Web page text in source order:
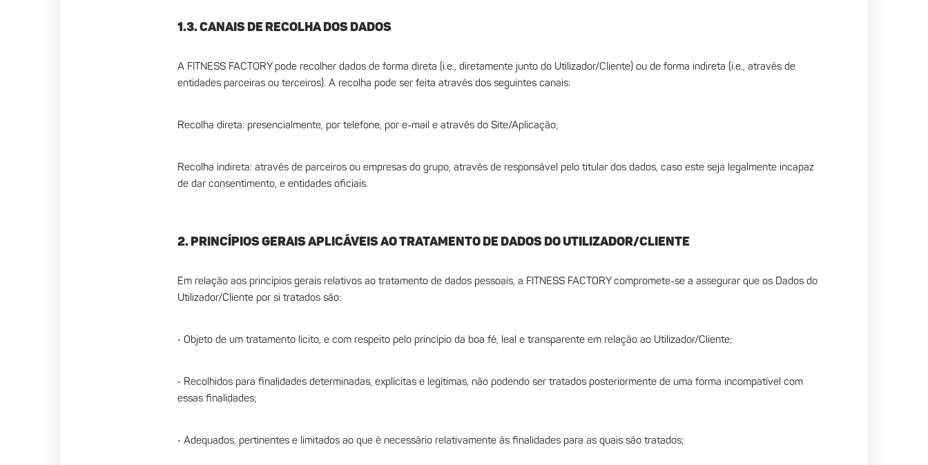
1.3. CANAIS DE RECOLHA DOS DADOS
A FITNESS FACTORY pode recolher dados de forma direta (i.e., diretamente junto do Utilizador/Cliente) ou de forma indireta (i.e., através de
entidades parceiras ou terceiros). A recolha pode ser feita através dos seguintes canais:
Recolha direta: presencialmente, por telefone, por e-mail e através do Site/Aplicação;
Recolha indireta: através de parceiros ou empresas do grupo, através de responsável pelo titular dos dados, caso este seja legalmente incapaz
de dar consentimento, e entidades oficiais.
2. PRINCÍPIOS GERAIS APLICÁVEIS AO TRATAMENTO DE DADOS DO UTILIZADOR/CLIENTE
Em relação aos princípios gerais relativos ao tratamento de dados pessoais, a FITNESS FACTORY compromete-se a assegurar que os Dados do
Utilizador/Cliente por si tratados são:
• Objeto de um tratamento lícito, e com respeito pelo princípio da boa fé, leal e transparente em relação ao Utilizador/Cliente;
• Recolhidos para finalidades determinadas, explícitas e legítimas, não podendo ser tratados posteriormente de uma forma incompatível com
essas finalidades;
• Adequados, pertinentes e limitados ao que é necessário relativamente às finalidades para as quais são tratados;